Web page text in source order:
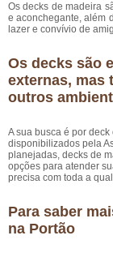
Os decks de madeira
e aconchegante, além
lazer e convívio de
Os decks são
externas, mas
outros
A sua busca é por
disponibilizados pela
planejadas, decks de
opções para atender
precisa com toda a
Para saber
na Portão